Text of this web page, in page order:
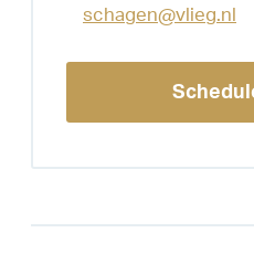
schagen@vlieg.nl